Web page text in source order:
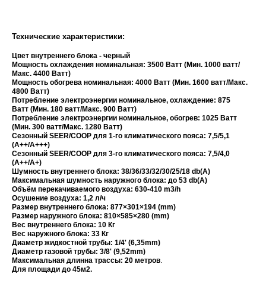
Технические характеристики:
Цвет внутреннего блока - черный
Мощность охлаждения номинальная: 3500 Ватт (Мин. 1000 ватт/
Макс. 4400 Ватт)
Мощность обогрева номинальная: 4000 Ватт (Мин. 1600 ватт/Макс.
4800 Ватт)
Потребление электроэнергии номинальное, охлаждение: 875
Ватт (Мин. 180 ватт/Макс. 900 Ватт)
Потребление электроэнергии номинальное, обогрев: 1025 Ватт
(Мин. 300 ватт/Макс. 1280 Ватт)
Сезонный SEER/COOP для 1-го климатического пояса: 7,5/5,1
(A++/A+++)
Сезонный SEER/COOP для 3-го климатического пояса: 7,5/4,0
(A++/A+)
Шумность внутреннего блока: 38/36/33/32/30/25/18 db(A)
Максимальная шумность наружного блока: до 53 db(A)
Объём перекачиваемого воздуха: 630-410 m3/h
Осушение воздуха: 1,2 л/ч
Размер внутреннего блока: 877×301×194 (mm)
Размер наружного блока: 810×585×280 (mm)
Вес внутреннего блока: 10 Кг
Вес наружного блока: 33 Кг
Диаметр жидкостной трубы: 1/4' (6,35mm)
Диаметр газовой трубы: 3/8' (9,52mm)
Максимальная длинна трассы: 20 метров.
Для площади до 45м2.